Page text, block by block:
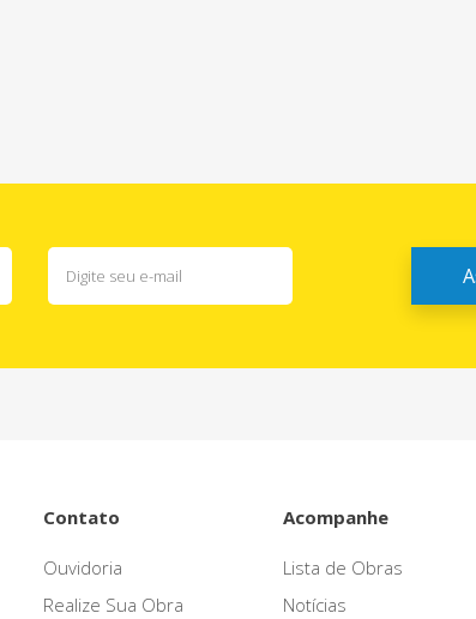
Contato
Ouvidoria
Realize Sua Obra
Acompanhe
Lista de Obras
Notícias